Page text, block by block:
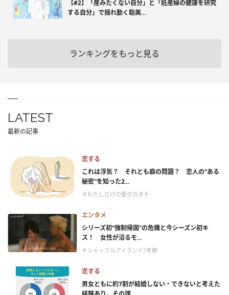
【#2】「産みたくない自分」と「妊産婦の健康を研究
する自分」で揺れ動く聡美...
ランキングをもっと見る
LATEST
最新の記事
恋する
これは浮気？ それとも癖の問題？ 恋人の“ある
秘密”を知った2...
＃わたしだけの愛のカタチ
エンタメ
シリーズ初“強制帰国”の危機と今シーズン初キ
ス！ 女性が沼るモ...
＃シャッフルアイランド7考察
恋する
男女ともに約7割が結婚しない・できないと考えた